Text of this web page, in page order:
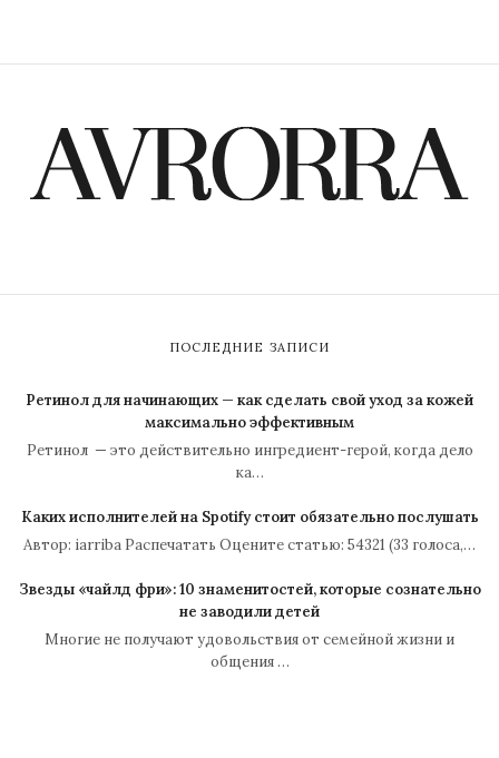
ПОСЛЕДНИЕ ЗАПИСИ
Ретинол для начинающих — как сделать свой уход за кожей
максимально эффективным
Ретинол — это действительно ингредиент-герой, когда дело
ка…
Каких исполнителей на Spotify стоит обязательно послушать
Автор: iarriba Распечатать Оцените статью: 54321 (33 голоса,…
Звезды «чайлд фри»: 10 знаменитостей, которые сознательно
не заводили детей
Многие не получают удовольствия от семейной жизни и
общения …